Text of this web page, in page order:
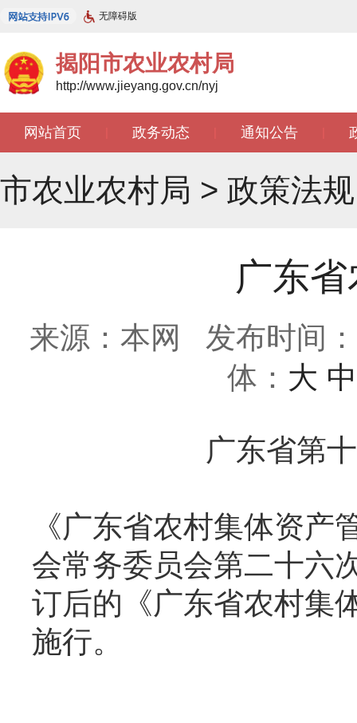
无障碍版
揭阳市农业农村局
http://www.jieyang.gov.cn/nyj
网站首页 政务动态 通知公告
市农业农村局 > 政策法规
广东
来源：本网
发布时间
体： 大 中
广东省第
《广东省农村集体资
会常务委员会第二十六
订后的《广东省农村集
施行。